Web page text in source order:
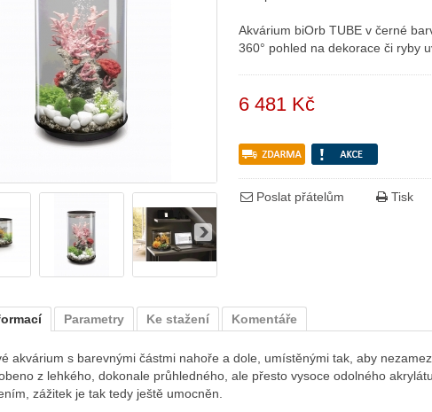
Akvárium biOrb TUBE v černé
360° pohled na dekorace či ryby
6 481 Kč
Poslat přátelům Tisk
Parametry Ke stažení Komentáře
akvárium s barevnými částmi nahoře a dole, umístěnými tak, aby
z lehkého, dokonale průhledného, ale přesto vysoce odolného
zážitek je tak tedy ještě umocněn.